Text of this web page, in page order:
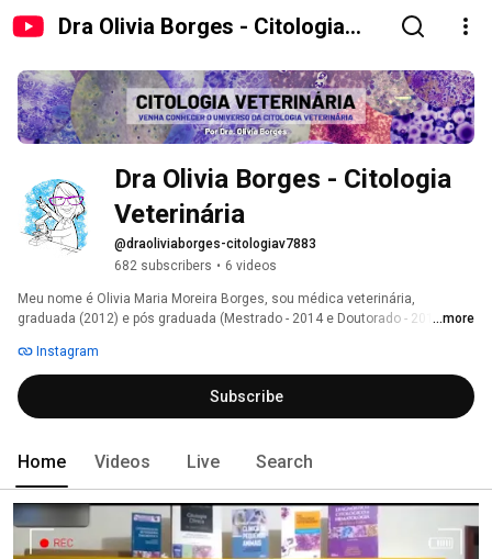
Dra Olivia Borges - Citologia
Dra Olivia Borges - Citologia
Veterinária
@draoliviaborges-citologiav7883
682 subscribers • 6 videos
Meu nome é Olivia Maria Moreira Borges, sou médica veterinária,
graduada (2012) e pós graduada (Mestrado - 2014 e Doutorado - 2019) pela
Clínica de Pequenos Animais" (2019), no qual, além de outros capítulos,
escrevi sobre: "Citologia: sabemos utilizar essa ferramenta diagnóstica?".
Atuo nas áreas de Clínica Médica de Pequenos Animais, com ênfase em
oncologia de cães e gatos e citopatologia veterinária. Estudo e faço
...more
Instagram
Subscribe
Home Videos Live Search